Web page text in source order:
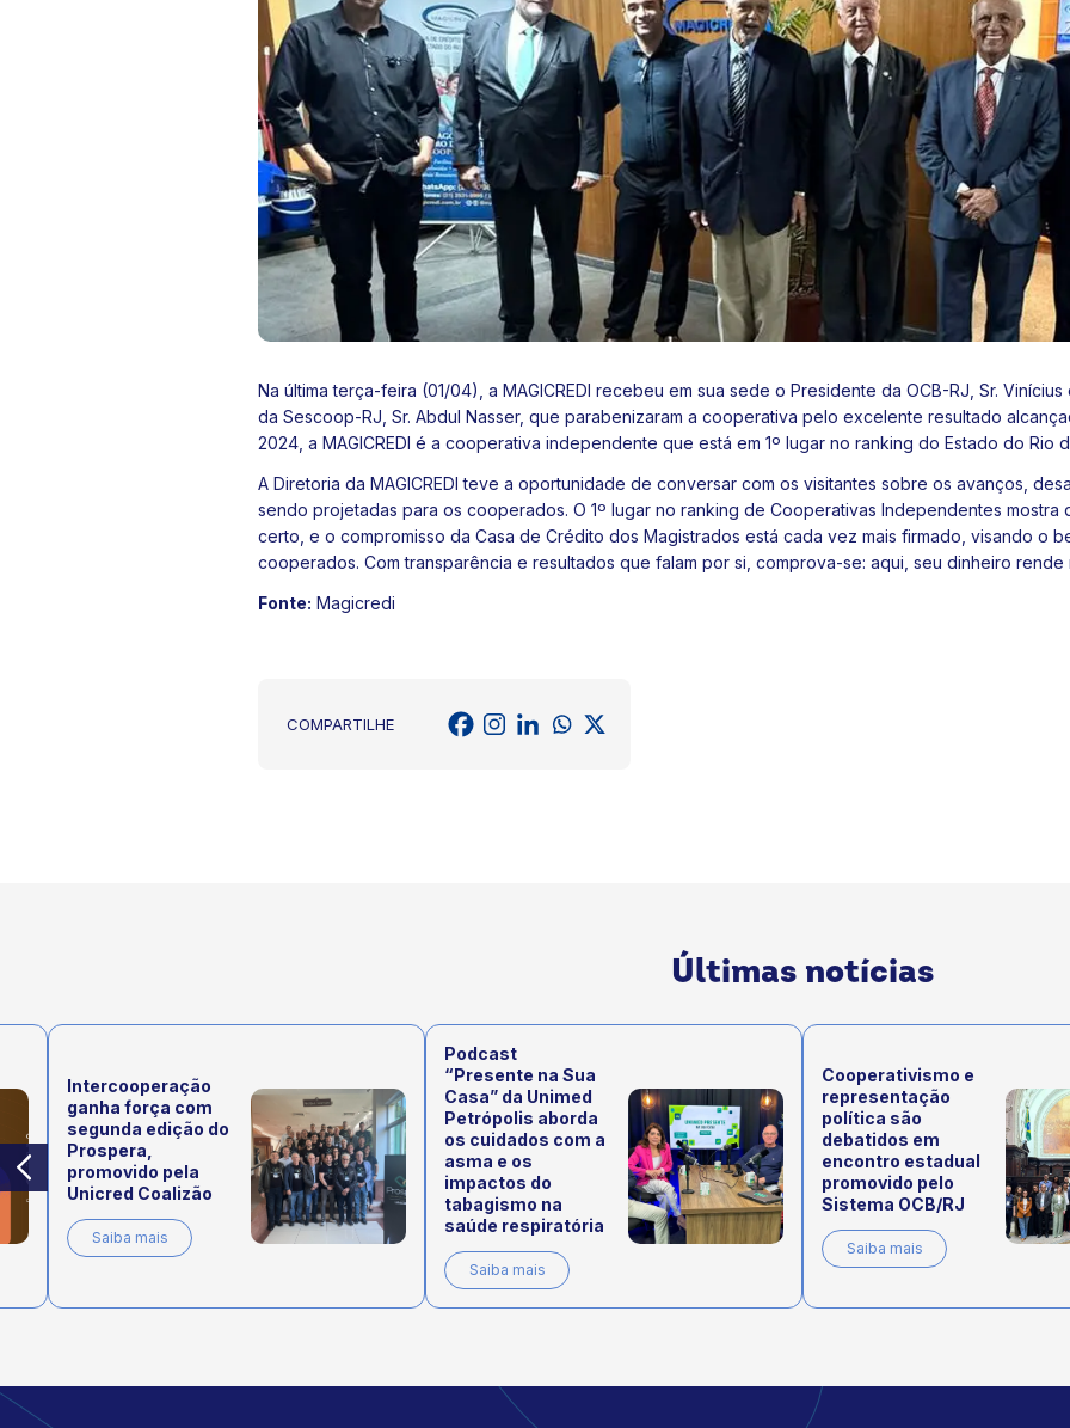
Na última terça-feira (01/04), a MAGICREDI recebeu em sua sede o Presidente da OCB-RJ, Sr.
da Sescoop-RJ, Sr. Abdul Nasser, que parabenizaram a cooperativa pelo excelente resultado
2024, a MAGICREDI é a cooperativa independente que está em 1º lugar no ranking do Estado do Rio
A Diretoria da MAGICREDI teve a oportunidade de conversar com os visitantes sobre os avanços,
sendo projetadas para os cooperados. O 1º lugar no ranking de Cooperativas Independentes mostra
certo, e o compromisso da Casa de Crédito dos Magistrados está cada vez mais firmado, visando o
cooperados. Com transparência e resultados que falam por si, comprova-se: aqui, seu dinheiro rende
Fonte: Magicredi
COMPARTILHE
Últimas notícias
Intercooperação
ganha força com
segunda edição do
Prospera,
promovido pela
Unicred Coalizão
Saiba mais
Podcast
“Presente na Sua
Casa” da Unimed
Petrópolis aborda
os cuidados com a
asma e os
impactos do
tabagismo na
saúde respiratória
Saiba mais
Cooperativismo e
representação
política são
debatidos em
encontro estadual
promovido pelo
Sistema OCB/RJ
Saiba mais